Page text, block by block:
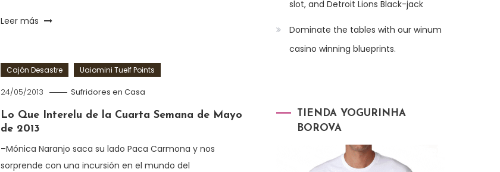
Leer más
Cajón Desastre Uaiomini Tuelf Points
24/05/2013 Sufridores en Casa
Lo Que Interelu de la Cuarta Semana de Mayo
de 2013
–Mónica Naranjo saca su lado Paca Carmona y nos
sorprende con una incursión en el mundo del
slot, and Detroit Lions Black-jack
Dominate the tables with our winum
casino winning blueprints.
TIENDA YOGURINHA
BOROVA